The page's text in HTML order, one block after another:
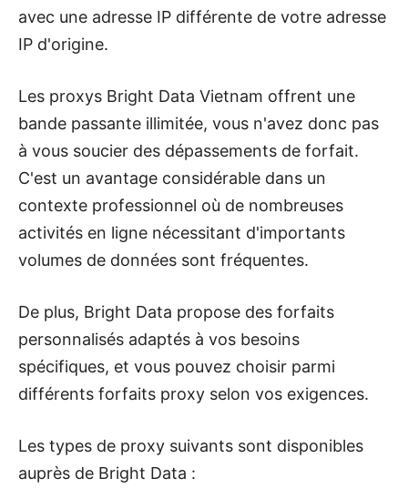
avec une adresse IP différente de votre adresse
IP d'origine.
Les proxys Bright Data Vietnam offrent une
bande passante illimitée, vous n'avez donc pas
à vous soucier des dépassements de forfait.
C'est un avantage considérable dans un
contexte professionnel où de nombreuses
activités en ligne nécessitant d'importants
volumes de données sont fréquentes.
De plus, Bright Data propose des forfaits
personnalisés adaptés à vos besoins
spécifiques, et vous pouvez choisir parmi
différents forfaits proxy selon vos exigences.
Les types de proxy suivants sont disponibles
auprès de Bright Data :